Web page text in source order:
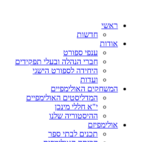
ראשי
חדשות
אודות
ענפי ספורט
חברי הנהלה ובעלי תפקידים
היחידה לספורט הישגי
ועדות
המשחקים האולימפיים
המדליסטים האולימפיים
י"א חללי מינכן
ההיסטוריה שלנו
אולימפיזם
תכנים לבתי ספר